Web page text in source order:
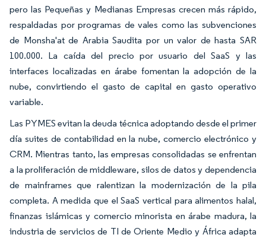
pero las Pequeñas y Medianas Empresas crecen más rápido,
respaldadas por programas de vales como las subvenciones
de Monsha'at de Arabia Saudita por un valor de hasta SAR
100.000. La caída del precio por usuario del SaaS y las
interfaces localizadas en árabe fomentan la adopción de la
nube, convirtiendo el gasto de capital en gasto operativo
variable.
Las PYMES evitan la deuda técnica adoptando desde el primer
día suites de contabilidad en la nube, comercio electrónico y
CRM. Mientras tanto, las empresas consolidadas se enfrentan
a la proliferación de middleware, silos de datos y dependencia
de mainframes que ralentizan la modernización de la pila
completa. A medida que el SaaS vertical para alimentos halal,
finanzas islámicas y comercio minorista en árabe madura, la
industria de servicios de TI de Oriente Medio y África adapta